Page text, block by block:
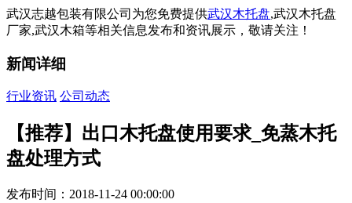
武汉志越包装有限公司为您免费提供武汉木托盘,武汉木托盘
厂家,武汉木箱等相关信息发布和资讯展示，敬请关注！
新闻详细
行业资讯 公司动态
【推荐】出口木托盘使用要求_免蒸木托
盘处理方式
发布时间：2018-11-24 00:00:00